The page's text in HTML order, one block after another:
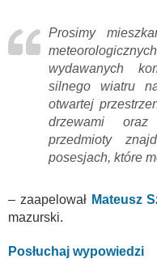
Prosimy
wydawanych
silnego wiatru
otwartej
drzewami oraz
przedmioty
posesjach, które
– zaapelował Mateusz
mazurski.
Posłuchaj wypowiedzi